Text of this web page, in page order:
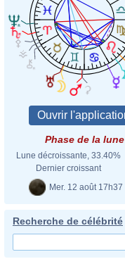
Phase de la lune
Lune décroissante, 33.40%
Dernier croissant
Mer. 12 août 17h37
Recherche de célébrité